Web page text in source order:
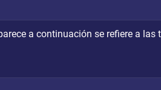
a continuación se refiere a las